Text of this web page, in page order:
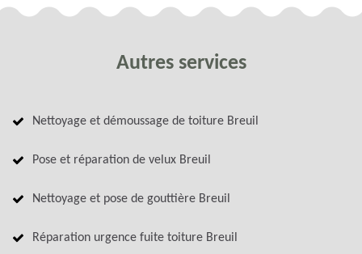
Autres services
Nettoyage et démoussage de toiture Breuil
Pose et réparation de velux Breuil
Nettoyage et pose de gouttière Breuil
Réparation urgence fuite toiture Breuil